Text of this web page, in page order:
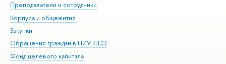
Преподаватели и сотрудники
Корпуса и общежития
Закупки
Обращения граждан в НИУ ВШЭ
Фонд целевого капитала